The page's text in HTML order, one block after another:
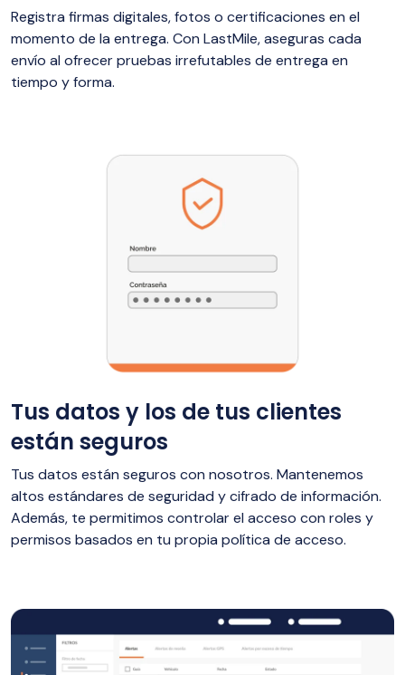
Registra firmas digitales, fotos o certificaciones en el
momento de la entrega. Con LastMile, aseguras cada
envío al ofrecer pruebas irrefutables de entrega en
tiempo y forma.
Tus datos y los de tus clientes
están seguros
Tus datos están seguros con nosotros. Mantenemos
altos estándares de seguridad y cifrado de información.
Además, te permitimos controlar el acceso con roles y
permisos basados en tu propia política de acceso.